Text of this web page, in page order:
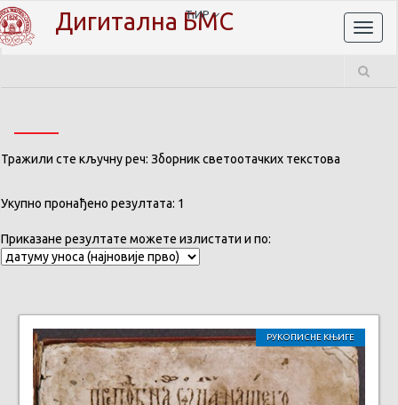
Дигитална БМС
ЋИР
Тражили сте кључну реч: Зборник светоотачких текстова
Укупно пронађено резултата: 1
Приказане резултате можете излистати и по:
РУКОПИСНЕ КЊИГЕ